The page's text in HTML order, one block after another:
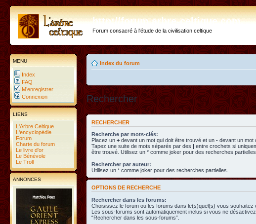
http://forum.arbre-celtique.com
Forum consacré à l'étude de la civilisation celtique
MENU
Index
FAQ
M’enregistrer
Connexion
LIENS
L'Arbre Celtique
L'encyclopédie
Forum
Charte du forum
Le livre d'or
Le Bénévole
Le Troll
ANNONCES
Index du forum
Rechercher
RECHERCHER
Recherche par mots-clés:
Placez un + devant un mot qui doit être trouvé et un - devant un mot
Tapez une suite de mots séparés par des | entre crochets si
être trouvé. Utilisez un * comme joker pour des recherches partielles.
Rechercher par auteur:
Utilisez un * comme joker pour des recherches partielles.
OPTIONS DE RECHERCHE
Rechercher dans les forums:
Choisissez le forum ou les forums dans le(s)quel(s) vous souhaitez
Les sous-forums sont automatiquement inclus si vous ne
“Rechercher dans les sous-forums”.